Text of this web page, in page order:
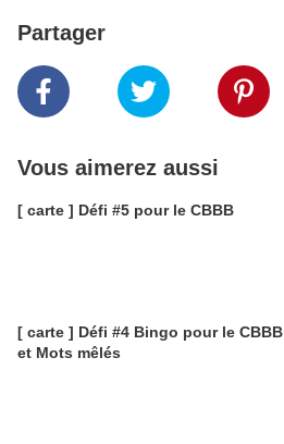
Partager
Vous aimerez aussi
[ carte ] Défi #5 pour le CBBB
[ carte ] Défi #4 Bingo pour le CBBB
et Mots mêlés